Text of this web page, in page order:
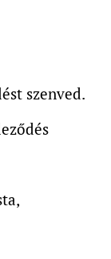
szenved.